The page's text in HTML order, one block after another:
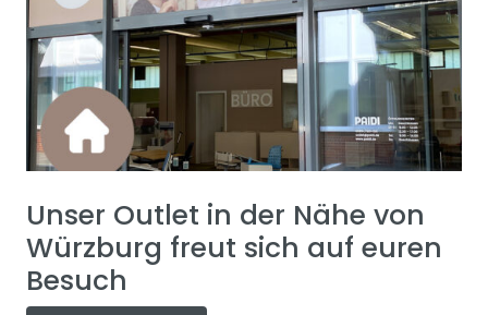
Unser Outlet in der Nähe von
Würzburg freut sich auf euren
Besuch